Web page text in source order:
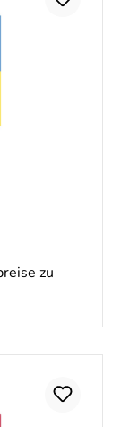
zu